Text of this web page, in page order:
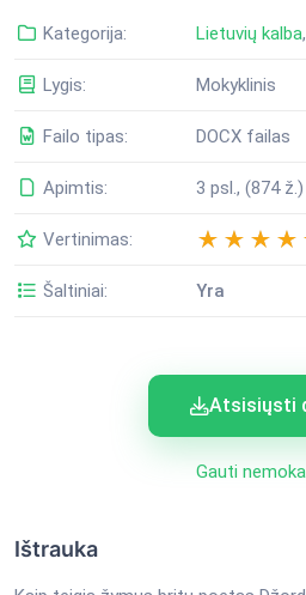
Kategorija: Lietuvių kalba,
Lygis: Mokyklinis
Failo tipas: DOCX failas
Apimtis: 3 psl., (874 ž.)
Vertinimas:
Šaltiniai: Yra
Atsisiųsti
Gauti
Ištrauka